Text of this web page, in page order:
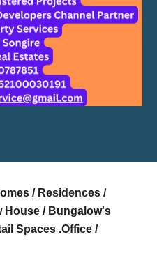
/ Residences /
House / Bungalow's
Spaces .Office /